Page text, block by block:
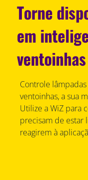
Torne
em
Controle
ventoinhas, a sua
Utilize a WiZ para
precisam de estar
reagirem à